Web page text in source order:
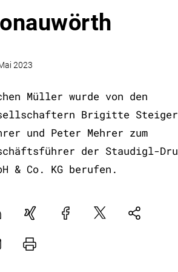
2023
Müller wurde von den
Brigitte
und Peter Mehrer zum
der Staudigl-
& Co. KG berufen.
Xing FacebookPlattformNatives
Drucker